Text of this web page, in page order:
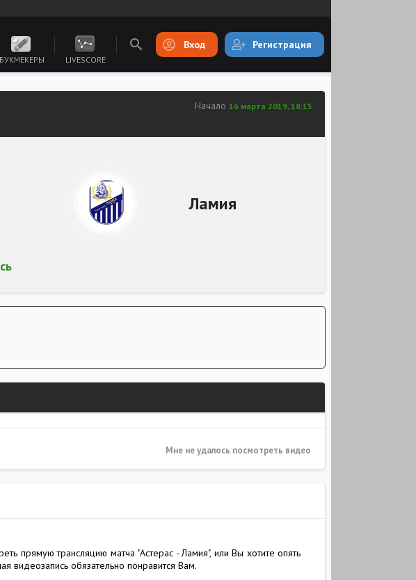
БУКМЕКЕРЫ LIVESCORE
Вход Регистрация
Начало 16 марта 2019, 18:15
Ламия
Мне не удалось посмотреть видео
прямую трансляцию матча "Астерас - Ламия", или Вы хотите опять
видеозапись обязательно понравится Вам.